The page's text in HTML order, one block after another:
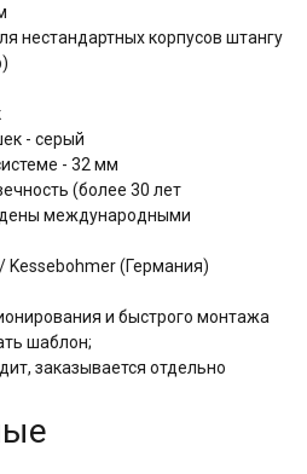
нестандартных корпусов штангу
- серый
- 32 мм
(более 30 лет
международными
Kessebohmer (Германия)
и быстрого монтажа
шаблон;
заказывается отдельно